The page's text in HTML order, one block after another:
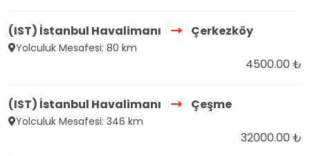
(IST) İstanbul Havalimanı Çerkezköy
Yolculuk Mesafesi: 80 km
4500.00 ₺
(IST) İstanbul Havalimanı Çeşme
Yolculuk Mesafesi: 346 km
32000.00 ₺